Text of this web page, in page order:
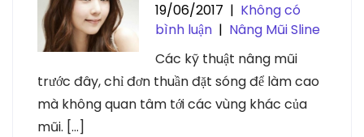
19/06/2017 | Không có
bình luận | Nâng Mũi Sline
Các kỹ thuật nâng mũi
trước đây, chỉ đơn thuần đặt sóng để làm cao
mà không quan tâm tới các vùng khác của
mũi. […]